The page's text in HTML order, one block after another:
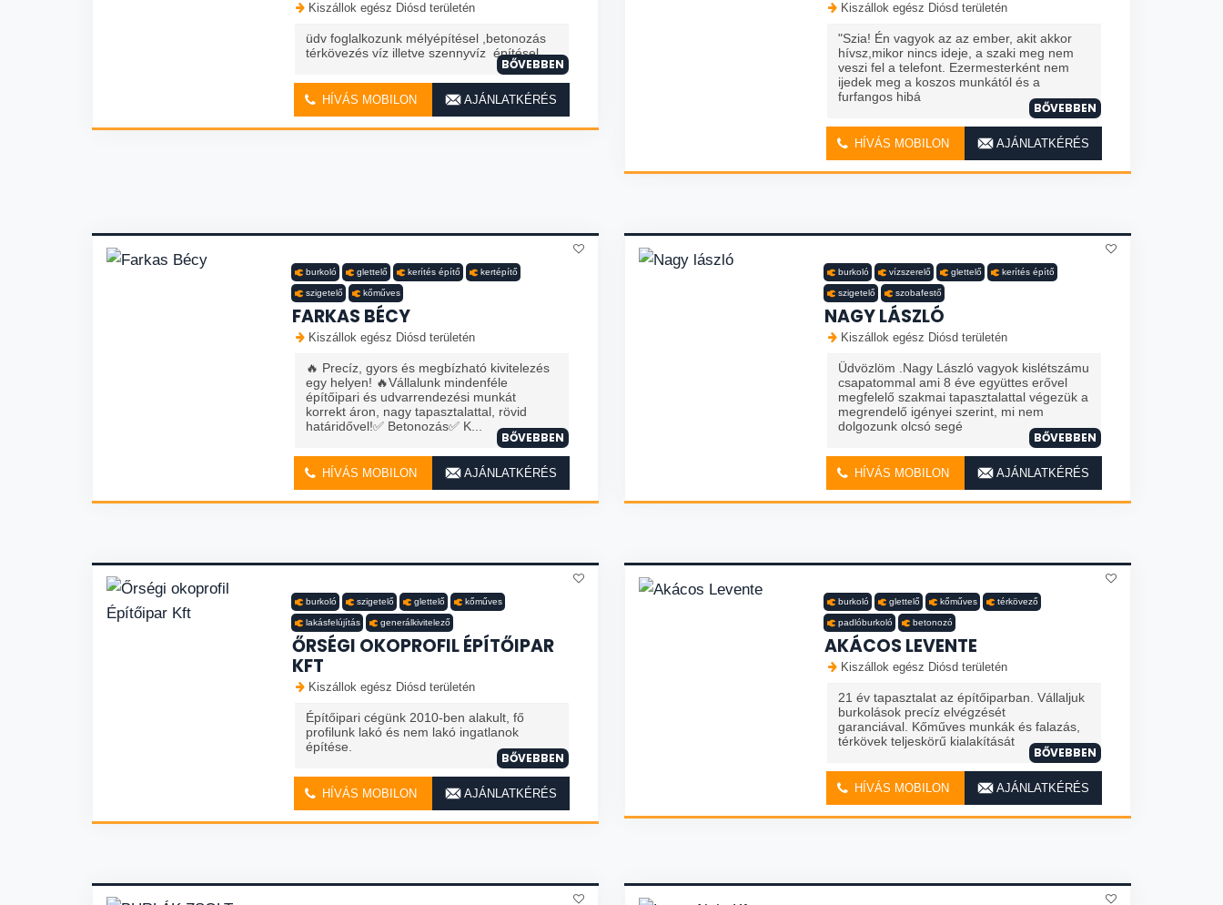
Kiszállok egész Diósd területén
üdv foglalkozunk mélyépítésel ,betonozás
térkövezés víz illetve szennyvíz építésel
BŐVEBBEN
HÍVÁS MOBILON AJÁNLATKÉRÉS
Kiszállok egész Diósd területén
"Szia! Én vagyok az az ember, akit akkor
hívsz,mikor nincs ideje, a szaki meg nem
veszi fel a telefont. Ezermesterként nem
ijedek meg a koszos munkától és a
furfangos hibá
BŐVEBBEN
HÍVÁS MOBILON AJÁNLATKÉRÉS
burkoló glettelő kerítés építő kertépítő
szigetelő kőműves
FARKAS BÉCY
Kiszállok egész Diósd területén
🔥 Precíz, gyors és megbízható kivitelezés
egy helyen! 🔥Vállalunk mindenféle
építőipari és udvarrendezési munkát
korrekt áron, nagy tapasztalattal, rövid
határidővel!✅ Betonozás✅ K...
BŐVEBBEN
HÍVÁS MOBILON AJÁNLATKÉRÉS
burkoló vízszerelő glettelő kerítés építő
szigetelő szobafestő
NAGY LÁSZLÓ
Kiszállok egész Diósd területén
Üdvözlöm .Nagy László vagyok kislétszámu
csapatommal ami 8 éve együttes erővel
megfelelő szakmai tapasztalattal végezük a
megrendelő igényei szerint, mi nem
dolgozunk olcsó segé
BŐVEBBEN
HÍVÁS MOBILON AJÁNLATKÉRÉS
burkoló szigetelő glettelő kőműves
lakásfelújítás generálkivitelező
ŐRSÉGI OKOPROFIL ÉPÍTŐIPAR
KFT
Kiszállok egész Diósd területén
Építőipari cégünk 2010-ben alakult, fő
profilunk lakó és nem lakó ingatlanok
építése.
BŐVEBBEN
HÍVÁS MOBILON AJÁNLATKÉRÉS
burkoló glettelő kőműves térkövező
padlóburkoló betonozó
AKÁCOS LEVENTE
Kiszállok egész Diósd területén
21 év tapasztalat az építőiparban. Vállaljuk
burkolások precíz elvégzését
garanciával. Kőműves munkák és falazás,
térkövek teljeskörű kialakítását
BŐVEBBEN
HÍVÁS MOBILON AJÁNLATKÉRÉS